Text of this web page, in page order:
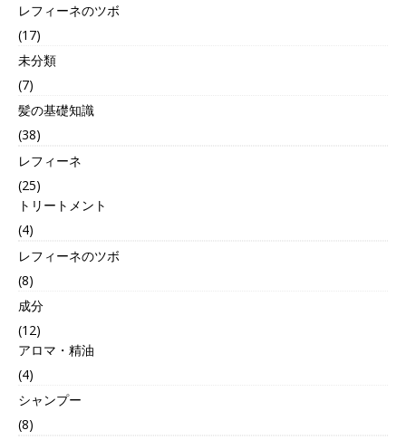
レフィーネのツボ
(17)
未分類
(7)
髪の基礎知識
(38)
レフィーネ
(25)
トリートメント
(4)
レフィーネのツボ
(8)
成分
(12)
アロマ・精油
(4)
シャンプー
(8)